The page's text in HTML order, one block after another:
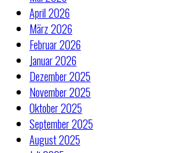
April 2026
März 2026
Februar 2026
Januar 2026
Dezember 2025
November 2025
Oktober 2025
September 2025
August 2025